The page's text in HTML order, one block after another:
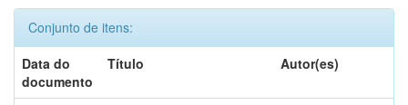
Conjunto de itens:
Data do
documento
Título Autor(es)